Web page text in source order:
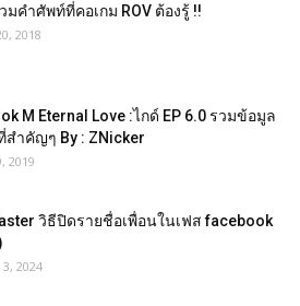
วมคำศัพท์ที่คอเกม ROV ต้องรู้ !!
2018
M Eternal Love :ไกด์ EP 6.0 รวมข้อมูล
ำคัญๆ By : ZNicker
2019
วิธีปิดรายชื่อเพื่อนในเฟส facebook
2024